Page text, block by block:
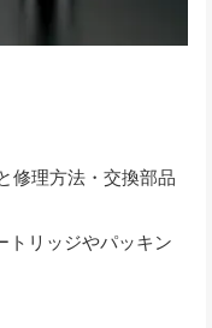
修理方法・交換部品
トリッジやパッキン